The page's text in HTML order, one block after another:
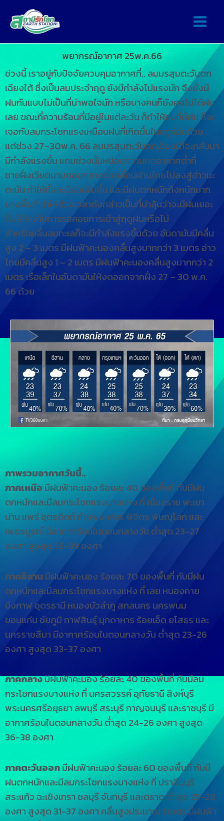
พยากรณ์อากาศ 25พ.ค.66
ช่วงนี้ เราอยู่กับปัจจัยควบคุมอากาศที่.. ลมมรสุมตะวันตก
เฉียงใต้ ซึ่งเป็นลมประจำฤดู ยังมีกำลังไม่แรงนัก จึงยังมี
ฝนกันแบบไม่เป็นที่น่าพอใจนัก หรือบางคนก็ยังคงไม่ได้ฝน
เลย ขณะที่ความร้อนที่มีอยู่ในแต่ละวัน ก็ทำให้คนที่มีฝน ก็จะ
เจอกับลมกระโชกแรงเหมือนฝนที่เกิดขึ้นในฤดูร้อนด้วย
แต่ช่วง 27–30พ.ค. 66 ลมมรสุมตะวันตกเฉียงใต้จะกลับมา
มีกำลังแรงขึ้น แถมช่วงนั้นหย่อมความกดอากาศต่ำที่
ชายฝั่งเวียดนามตอนกลางจะเคลื่อนผ่านไทยไปลงสู่อ่าวมะ
ตะบัน ทำให้ทั้งจะมีฝนเพิ่มขึ้น และมีฝนตกหนักถึงหนักมาก
บางพื้นที่ ทำให้ช่วงเวลาดังกล่าวเป็นที่น่าลุ้นว่าจะมีฝนเยอะ
ขึ้นให้สมกับการรอคอยการเข้าสู่ฤดูฝนหรือไม่
สำหรับคลื่นลมทะเลก็จะมีกำลังแรงขึ้นด้วย อันดามันมีคลื่น
สูง 2 – 3 เมตร มีฝนฟ้าคะนองคลื่นสูงมากกว่า 3 เมตร อ่าว
ไทยมีคลื่นสูง 1 – 2 เมตร มีฝนฟ้าคะนองคลื่นสูงมากกว่า 2
เมตร เรือเล็กในอันดามันให้งดออกจากฝั่ง 27 – 30 พ.ค.
66 ด้วย
ภาพรวมอากาศวันนี้..
ภาคเหนือ มีฝนฟ้าคะนอง ร้อยละ 40 ของพื้นที่ กับมีฝน
ตกหนักและมีลมกระโชกแรงบางแห่ง ที่ เชียงราย พะเยา
น่าน แพร่ อุตรดิตถ์ กำแพงเพชร พิจิตร พิษณุโลก และ
เพชรบูรณ์ มีอากาศร้อนในตอนกลางวัน ต่ำสุด 23-27
องศา สูงสุด 36-39 องศา
ภาคอีสาน มีฝนฟ้าคะนอง ร้อยละ 70 ของพื้นที่ กับมีฝน
ตกหนักและมีลมกระโชกแรงบางแห่ง ที่ เลย หนองคาย
บึงกาฬ อุดรธานี หนองบัวลำภู สกลนคร นครพนม
ขอนแก่น ชัยภูมิ กาฬสินธุ์ มุกดาหาร ร้อยเอ็ด ยโสธร และ
นครราชสีมา มีอากาศร้อนในตอนกลางวัน ต่ำสุด 23-26
องศา สูงสุด 33-37 องศา
ภาคกลางมีฝนฟ้าคะนอง ร้อยละ 40 ของพื้นที่ กับมีลม
กระโชกแรงบางแห่ง ที่ นครสวรรค์ อุทัยธานี สิงห์บุรี
พระนครศรีอยุธยา ลพบุรี สระบุรี กาญจนบุรี และราชบุรี มี
อากาศร้อนในตอนกลางวัน ต่ำสุด 24-26 องศา สูงสุด
36-38 องศา
ภาคตะวันออกมีฝนฟ้าคะนอง ร้อยละ 60 ของพื้นที่ กับมี
ฝนตกหนักและมีลมกระโชกแรงบางแห่ง ที่ ปราจีนบุรี
สระแก้ว ฉะเชิงเทรา ชลบุรี จันทบุรี และตราด ต่ำสุด 25-28
องศา สูงสุด 31-37 องศา คลื่นสูงประมาณ 1 เมตร มีฝนฟ้า